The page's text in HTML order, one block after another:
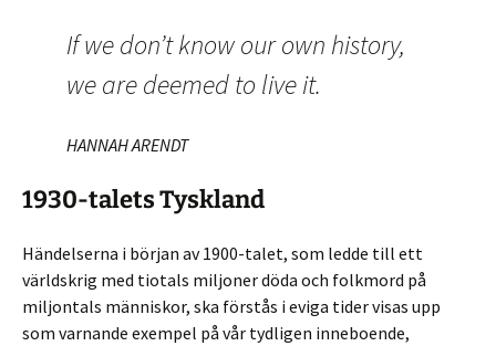
If we don’t know our own history,
we are deemed to live it.
HANNAH ARENDT
1930-talets Tyskland
Händelserna i början av 1900-talet, som ledde till ett
världskrig med tiotals miljoner döda och folkmord på
miljontals människor, ska förstås i eviga tider visas upp
som varnande exempel på vår tydligen inneboende,